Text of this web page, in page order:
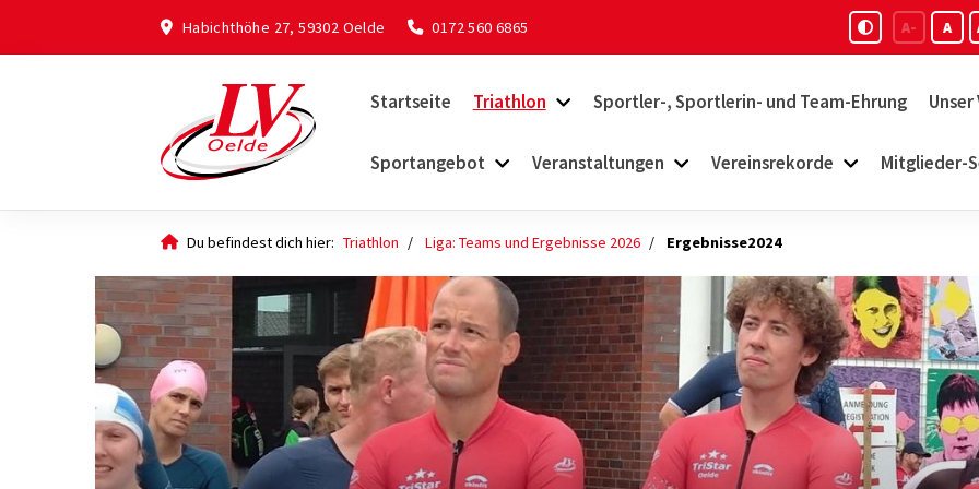
Habichthöhe 27, 59302 Oelde 0172 560 6865 A- A
Startseite Triathlon Sportler-, Sportlerin- und Team-Ehrung Unser
Sportangebot Veranstaltungen Vereinsrekorde Mitglieder-
Du befindest dich hier: Triathlon Liga: Teams und Ergebnisse 2026 Ergebnisse2024